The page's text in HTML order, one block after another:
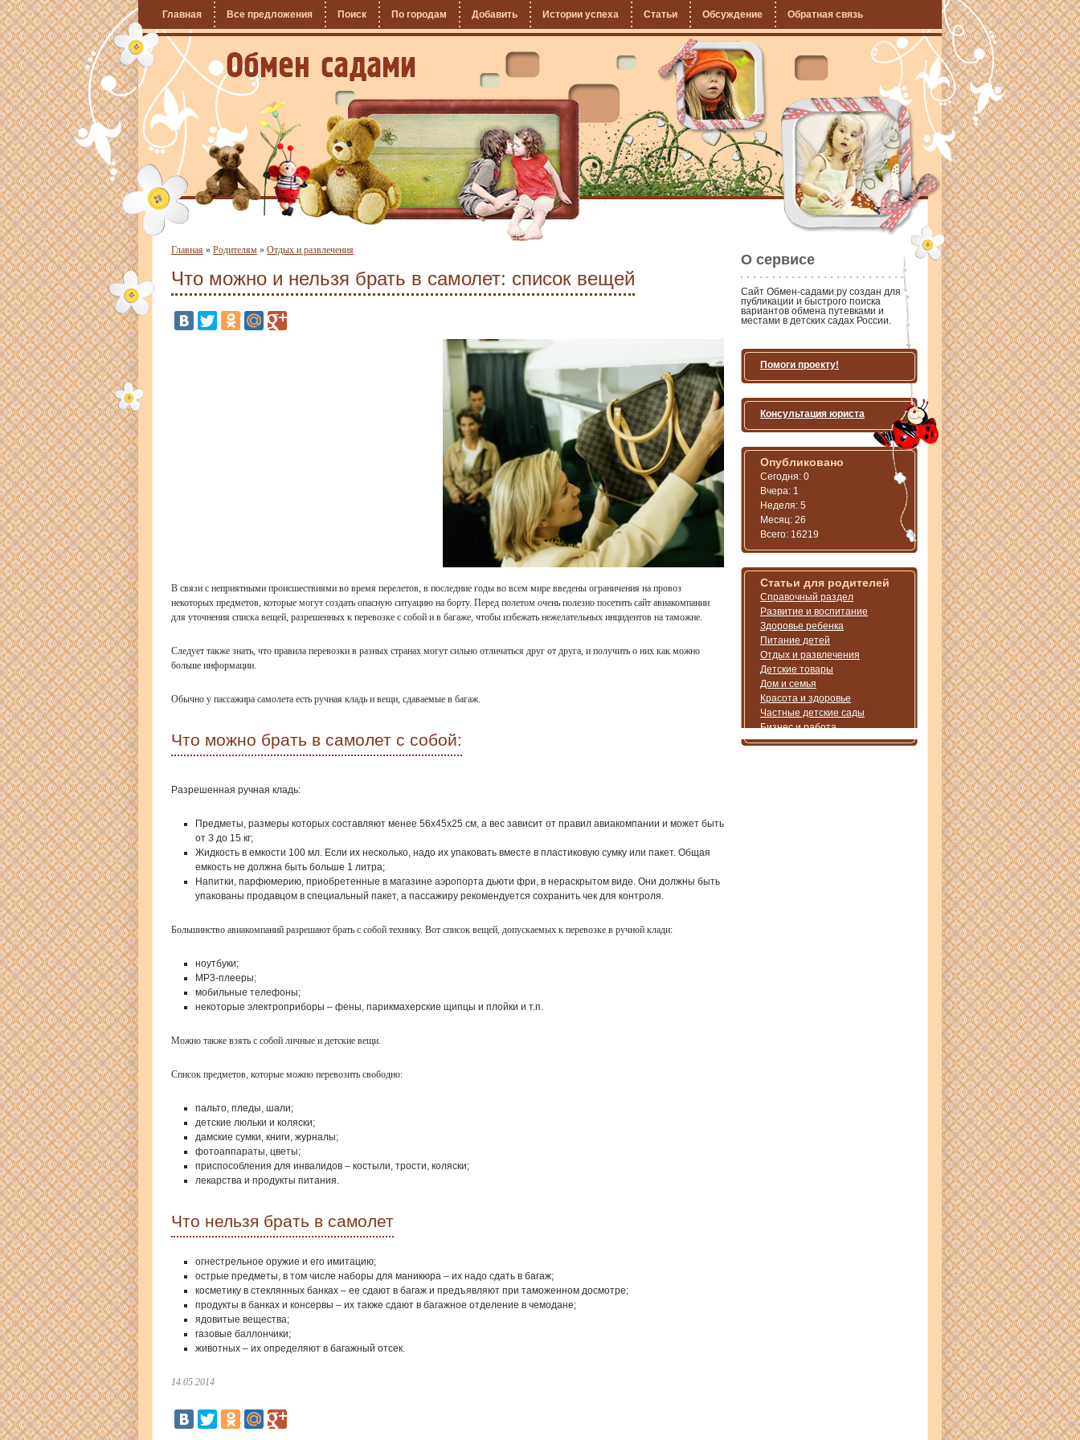
Главная Все предложения Поиск По городам Добавить Истории успеха Статьи Обсуждение Обратная связь
Главная » Родителям » Отдых и развлечения
Что можно и нельзя брать в самолет: список вещей
В связи с неприятными происшествиями во время перелетов, в последние годы во всем мире введены ограничения на провоз
некоторых предметов, которые могут создать опасную ситуацию на борту. Перед полетом очень полезно посетить сайт авиакомпании
для уточнения списка вещей, разрешенных к перевозке с собой и в багаже, чтобы избежать нежелательных инцидентов на таможне.
Следует также знать, что правила перевозки в разных странах могут сильно отличаться друг от друга, и получить о них как можно
больше информации.
Обычно у пассажира самолета есть ручная кладь и вещи, сдаваемые в багаж.
Что можно брать в самолет с собой:
Разрешенная ручная кладь:
Предметы, размеры которых составляют менее 56х45х25 см, а вес зависит от правил авиакомпании и может быть
от 3 до 15 кг;
Жидкость в емкости 100 мл. Если их несколько, надо их упаковать вместе в пластиковую сумку или пакет. Общая
емкость не должна быть больше 1 литра;
Напитки, парфюмерию, приобретенные в магазине аэропорта дьюти фри, в нераскрытом виде. Они должны быть
упакованы продавцом в специальный пакет, а пассажиру рекомендуется сохранить чек для контроля.
Большинство авиакомпаний разрешают брать с собой технику. Вот список вещей, допускаемых к перевозке в ручной клади:
ноутбуки;
МР3-плееры;
мобильные телефоны;
некоторые электроприборы – фены, парикмахерские щипцы и плойки и т.п.
Можно также взять с собой личные и детские вещи.
Список предметов, которые можно перевозить свободно:
пальто, пледы, шали;
детские люльки и коляски;
дамские сумки, книги, журналы;
фотоаппараты, цветы;
приспособления для инвалидов – костыли, трости, коляски;
лекарства и продукты питания.
Что нельзя брать в самолет
огнестрельное оружие и его имитацию;
острые предметы, в том числе наборы для маникюра – их надо сдать в багаж;
косметику в стеклянных банках – ее сдают в багаж и предъявляют при таможенном досмотре;
продукты в банках и консервы – их также сдают в багажное отделение в чемодане;
ядовитые вещества;
газовые баллончики;
животных – их определяют в багажный отсек.
14.05.2014
О сервисе
Сайт Обмен-садами.ру создан для
публикации и быстрого поиска
вариантов обмена путевками и
местами в детских садах России.
Помоги проекту!
Консультация юриста
Опубликовано
Сегодня: 0
Вчера: 1
Неделя: 5
Месяц: 26
Всего: 16219
Статьи для родителей
Справочный раздел
Развитие и воспитание
Здоровье ребенка
Питание детей
Отдых и развлечения
Детские товары
Дом и семья
Красота и здоровье
Частные детские сады
Бизнес и работа